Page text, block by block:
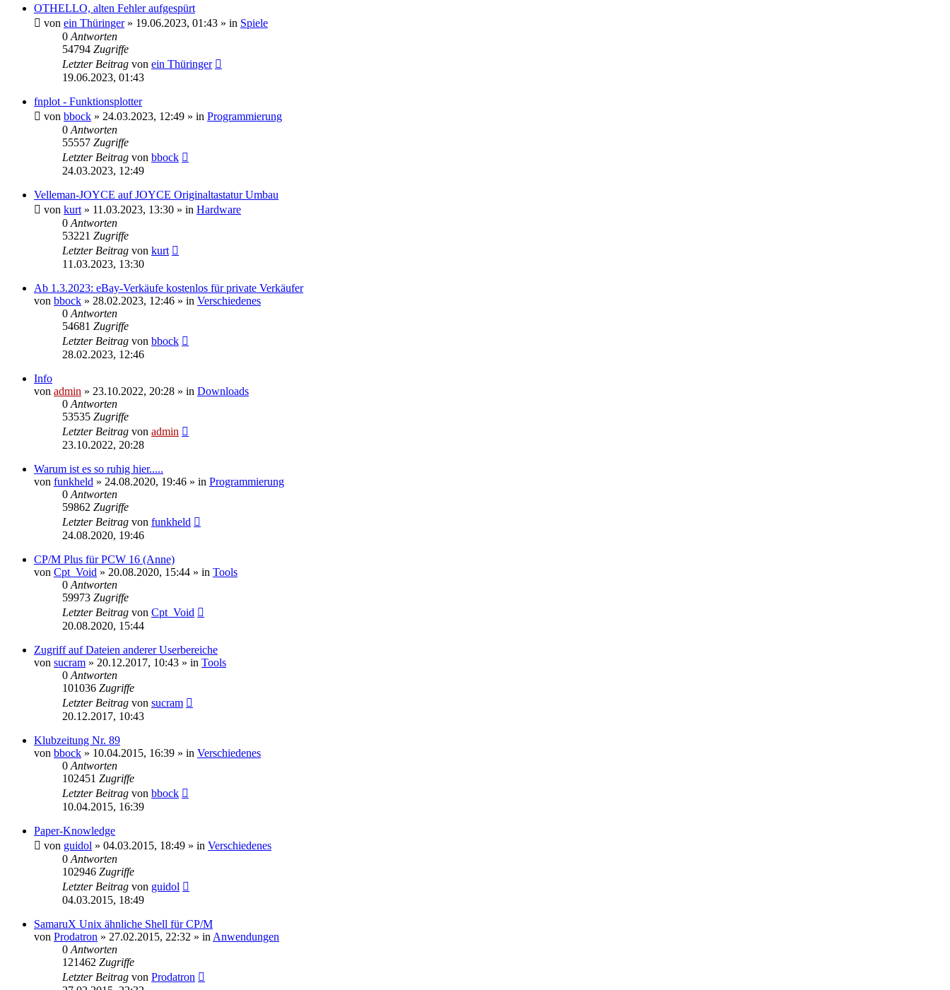
OTHELLO, alten Fehler aufgespürt
von ein Thüringer» 19.06.2023, 01:43 » in Spiele
0 Antworten
54794 Zugriffe
Letzter Beitrag von ein Thüringer
19.06.2023, 01:43
fnplot - Funktionsplotter
von bbock » 24.03.2023, 12:49 » in Programmierung
0 Antworten
55557 Zugriffe
Letzter Beitrag von bbock
24.03.2023, 12:49
Velleman-JOYCE auf JOYCE Originaltastatur Umbau
von kurt » 11.03.2023, 13:30 » in Hardware
0 Antworten
53221 Zugriffe
Letzter Beitrag von kurt
11.03.2023, 13:30
Ab 1.3.2023: eBay-Verkäufe kostenlos für private Verkäufer
von bbock » 28.02.2023, 12:46 » in Verschiedenes
0 Antworten
54681 Zugriffe
Letzter Beitrag von bbock
28.02.2023, 12:46
Info
von admin » 23.10.2022, 20:28 » in Downloads
0 Antworten
53535 Zugriffe
Letzter Beitrag von admin
23.10.2022, 20:28
Warum ist es so ruhig hier.....
von funkheld » 24.08.2020, 19:46 » in Programmierung
0 Antworten
59862 Zugriffe
Letzter Beitrag von funkheld
24.08.2020, 19:46
CP/M Plus für PCW 16 (Anne)
von Cpt_Void » 20.08.2020, 15:44 » in Tools
0 Antworten
59973 Zugriffe
Letzter Beitrag von Cpt_Void
20.08.2020, 15:44
Zugriff auf Dateien anderer Userbereiche
von sucram » 20.12.2017, 10:43 » in Tools
0 Antworten
101036 Zugriffe
Letzter Beitrag von sucram
20.12.2017, 10:43
Klubzeitung Nr. 89
von bbock » 10.04.2015, 16:39 » in Verschiedenes
0 Antworten
102451 Zugriffe
Letzter Beitrag von bbock
10.04.2015, 16:39
Paper-Knowledge
von guidol » 04.03.2015, 18:49 » in Verschiedenes
0 Antworten
102946 Zugriffe
Letzter Beitrag von guidol
04.03.2015, 18:49
SamaruX Unix ähnliche Shell für CP/M
von Prodatron » 27.02.2015, 22:32 » in Anwendungen
0 Antworten
121462 Zugriffe
Letzter Beitrag von Prodatron